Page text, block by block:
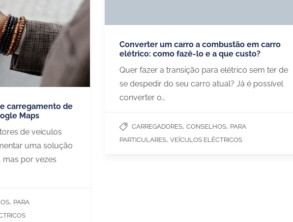
Converter um carro a combustão em carro
elétrico: como fazê-lo e a que custo?
Quer fazer a transição para elétrico sem ter de
se despedir do seu carro atual? Já é possível
converter o…
CARREGADORES, CONSELHOS, PARA
PARTICULARES, VEÍCULOS ELÉCTRICOS
carregamento de
Maps
de veículos
uma solução
por vezes
, PARA
SERVIÇOS
Frotas e empresas
Hoteis, restaurantes e comercios
Escolher o seu carregador
Estudos de caso